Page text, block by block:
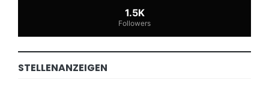
1.5K
Followers
STELLENANZEIGEN